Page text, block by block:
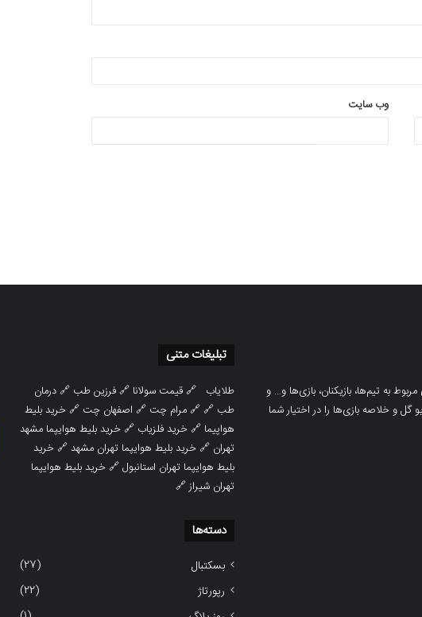
وب‌ سایت
به تیم‌ها، بازیکنان، بازی‌ها و… و
و خلاصه بازی‌ها را در اختیار شما
تبلیغات متنی
طلایاب 🔗قیمت سولانا 🔗فرزین طب 🔗درمان
طب 🔗 🔗مرام چت 🔗 اصفهان چت 🔗خرید بلیط
هواپیما 🔗خرید فلزیاب 🔗خرید بلیط هوایپما مشهد
تهران 🔗خرید بلیط هوایپما تهران مشهد🔗خرید
بلیط هوایپما تهران استانبول🔗خرید بلیط هوایپما
تهران شیراز🔗
دسته‌ها
بسکتبال
(27)
رپورتاژ
(22)